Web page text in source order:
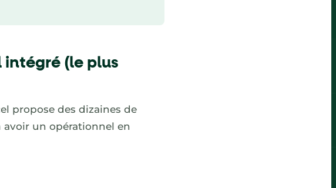
intégré (le plus
propose des dizaines de
avoir un opérationnel en